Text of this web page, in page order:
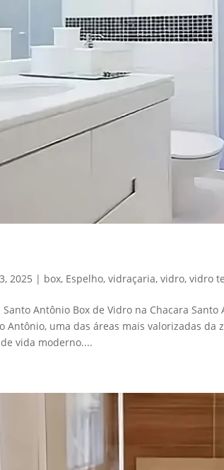
2025 | box, Espelho,vidraçaria,vidro,vidro
Antônio Box de Vidro na Chacara
Antônio, uma das áreas mais valorizadas
vida moderno....